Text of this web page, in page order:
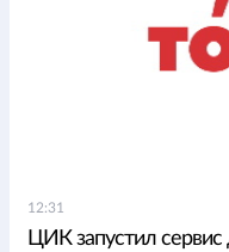
12:31
ЦИК запустил сервис